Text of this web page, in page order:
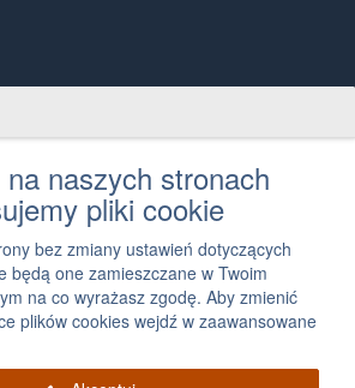
naszych stronach
pliki cookie
bez zmiany ustawień dotyczących
będą one zamieszczane w Twoim
na co wyrażasz zgodę. Aby zmienić
plików cookies wejdź w zaawansowane
1
pomóc